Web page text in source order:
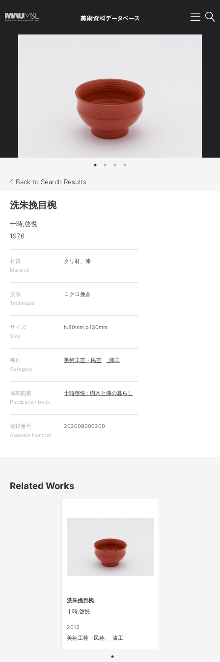
Back to Search Results
洗朱挽目椀
十時,啓悦
1976
材質
Material
クリ材、漆
技法
Technique
ロクロ挽き
サイズ
Size
h.80mm p.130mm
種別
Category
美術工芸・民芸 _漆工
掲載図書
Publication book
十時啓悦 : 樹木と漆の暮らし
登録番号
Assesion Number
202008000200
Related Works
洗朱挽目椀
十時,啓悦
2012
美術工芸・民芸、_漆工